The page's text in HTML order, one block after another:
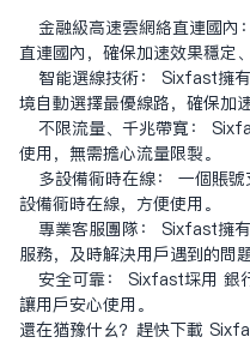
金融级高速云网络直连国内
直连国内，确保加速效果稳定
智能选线技术： Sixfast拥
境自动选择最优线路，确保加
不限流量、千兆带宽：
使用，无需担心流量限制。
多设备同时在线： 一个账
设备同时在线，方便使用。
专业客服团队： Sixfast拥
服务，及时解决用户遇到的问题
安全可靠： Sixfast采用 银
让用户安心使用。
还在犹豫什么？赶快下载